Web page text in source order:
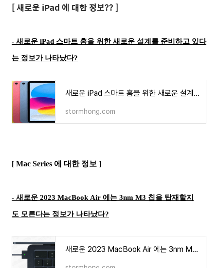
[ 새로운 iPad 에 대한 정보?? ]
- 새로운 iPad 스마트 홈을 위한 새로운 설계를 준비하고 있다
는 정보가 나타났다?
새로운 iPad 스마트 홈을 위한 새로운 설계를 준비하고 있다는 정보가 나타났다?
stormhong.com
[ Mac Series 에 대한 정보 ]
- 새로운 2023 MacBook Air 에는 3nm M3 칩을 탑재할지
도 모른다는 정보가 나타났다?
새로운 2023 MacBook Air 에는 3nm M3 칩을 탑재할지도 모른다는 정보가 나타났다?